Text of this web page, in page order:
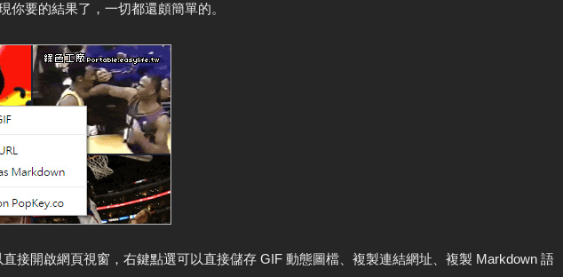
你要的結果了，一切都還頗簡單的。
接開啟網頁視窗，右鍵點選可以直接儲存 GIF 動態圖檔、複製連結網址、複製 Markdown 語